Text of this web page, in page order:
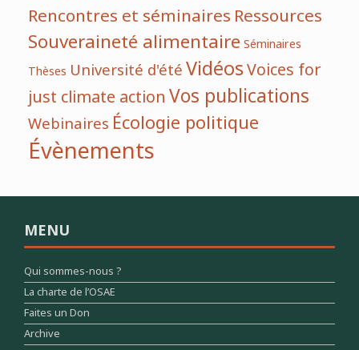
Rencontres et séminairesRessources
Souveraineté alimentaireSéminaires
Thèses Université d'étéVidéosVoices for
just climate actionVos publications
WebinairesÉcologie politique
Évènements
MENU
Qui sommes-nous ?
La charte de l’OSAE
Faites un Don
Archive